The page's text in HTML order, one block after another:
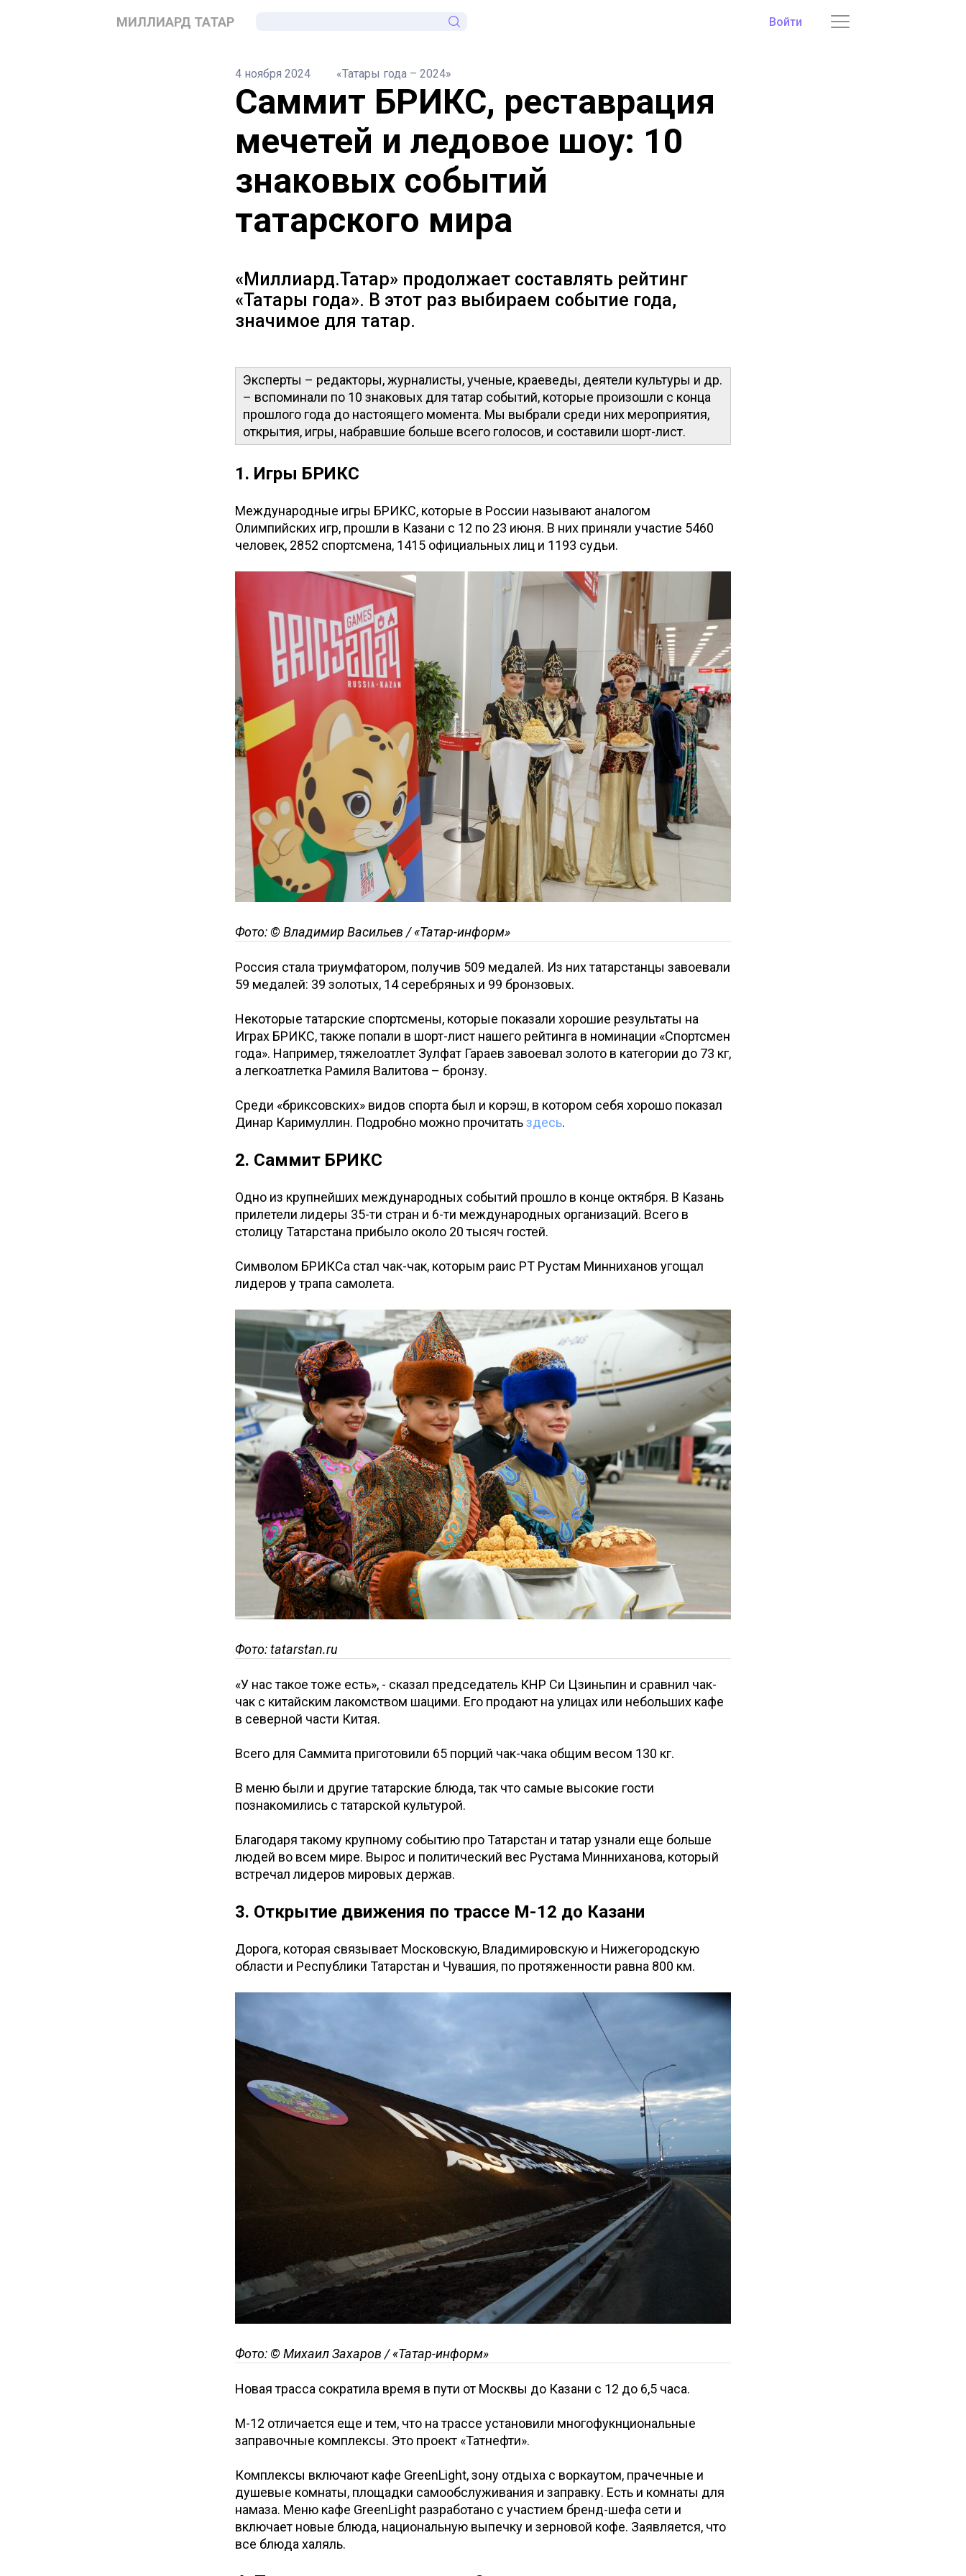
МИЛЛИАРД ТАТАР Войти
4 ноября 2024 «Татары года – 2024»
Саммит БРИКС, реставрация
мечетей и ледовое шоу: 10
знаковых событий
татарского мира
«Миллиард.Татар» продолжает составлять рейтинг
«Татары года». В этот раз выбираем событие года,
значимое для татар.
Эксперты – редакторы, журналисты, ученые, краеведы, деятели культуры и др.
– вспоминали по 10 знаковых для татар событий, которые произошли с конца
прошлого года до настоящего момента. Мы выбрали среди них мероприятия,
открытия, игры, набравшие больше всего голосов, и составили шорт-лист.
1. Игры БРИКС
Международные игры БРИКС, которые в России называют аналогом
Олимпийских игр, прошли в Казани с 12 по 23 июня. В них приняли участие 5460
человек, 2852 спортсмена, 1415 официальных лиц и 1193 судьи.
Фото: © Владимир Васильев / «Татар-информ»
Россия стала триумфатором, получив 509 медалей. Из них татарстанцы завоевали
59 медалей: 39 золотых, 14 серебряных и 99 бронзовых.
Некоторые татарские спортсмены, которые показали хорошие результаты на
Играх БРИКС, также попали в шорт-лист нашего рейтинга в номинации «Спортсмен
года». Например, тяжелоатлет Зулфат Гараев завоевал золото в категории до 73 кг,
а легкоатлетка Рамиля Валитова – бронзу.
Среди «бриксовских» видов спорта был и корэш, в котором себя хорошо показал
Динар Каримуллин. Подробно можно прочитатьздесь.
2. Саммит БРИКС
Одно из крупнейших международных событий прошло в конце октября. В Казань
прилетели лидеры 35-ти стран и 6-ти международных организаций. Всего в
столицу Татарстана прибыло около 20 тысяч гостей.
Символом БРИКСа стал чак-чак, которым раис РТ Рустам Минниханов угощал
лидеров у трапа самолета.
Фото: tatarstan.ru
«У нас такое тоже есть», - сказал председатель КНР Си Цзиньпин и сравнил чак-
чак с китайским лакомством шацими. Его продают на улицах или небольших кафе
в северной части Китая.
Всего для Саммита приготовили 65 порций чак-чака общим весом 130 кг.
В меню были и другие татарские блюда, так что самые высокие гости
познакомились с татарской культурой.
Благодаря такому крупному событию про Татарстан и татар узнали еще больше
людей во всем мире. Вырос и политический вес Рустама Минниханова, который
встречал лидеров мировых держав.
3. Открытие движения по трассе М-12 до Казани
Дорога, которая связывает Московскую, Владимировскую и Нижегородскую
области и Республики Татарстан и Чувашия, по протяженности равна 800 км.
Фото: © Михаил Захаров / «Татар-информ»
Новая трасса сократила время в пути от Москвы до Казани с 12 до 6,5 часа.
М-12 отличается еще и тем, что на трассе установили многофукнциональные
заправочные комплексы. Это проект «Татнефти».
Комплексы включают кафе GreenLight, зону отдыха с воркаутом, прачечные и
душевые комнаты, площадки самообслуживания и заправку. Есть и комнаты для
намаза. Меню кафе GreenLight разработано с участием бренд-шефа сети и
включает новые блюда, национальную выпечку и зерновой кофе. Заявляется, что
все блюда халяль.